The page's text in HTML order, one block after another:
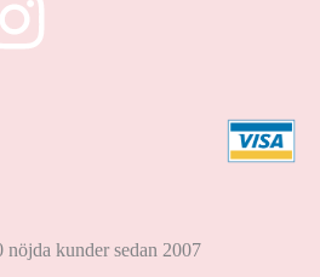
nöjda kunder sedan 2007